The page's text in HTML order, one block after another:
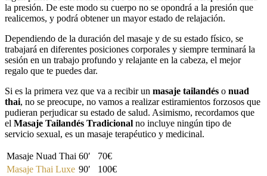
la presión. De este modo su cuerpo no se opondrá a la presión que
realicemos, y podrá obtener un mayor estado de relajación.
Dependiendo de la duración del masaje y de su estado físico, se
trabajará en diferentes posiciones corporales y siempre terminará la
sesión en un trabajo profundo y relajante en la cabeza, el mejor
regalo que te puedes dar.
Si es la primera vez que va a recibir un masaje tailandés o nuad
thai, no se preocupe, no vamos a realizar estiramientos forzosos que
pudieran perjudicar su estado de salud. Asimismo, recordamos que
el Masaje Tailandés Tradicional no incluye ningún tipo de
servicio sexual, es un masaje terapéutico y medicinal.
Masaje Nuad Thai 60′
70€
Masaje Thai Luxe 90′
100€